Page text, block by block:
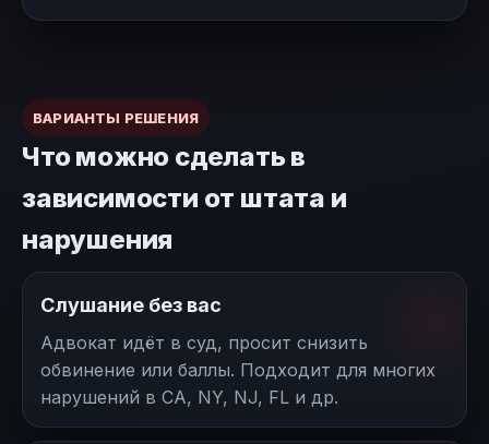
ВАРИАНТЫ РЕШЕНИЯ
Что можно сделать в
зависимости от штата и
нарушения
Слушание без вас
Адвокат идёт в суд, просит снизить
обвинение или баллы. Подходит для многих
нарушений в CA, NY, NJ, FL и др.